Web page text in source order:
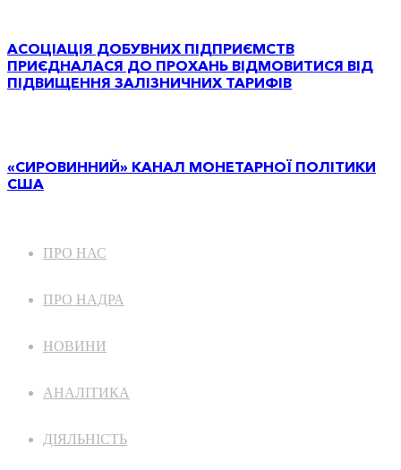
АСОЦІАЦІЯ ДОБУВНИХ ПІДПРИЄМСТВ
ПРИЄДНАЛАСЯ ДО ПРОХАНЬ ВІДМОВИТИСЯ ВІД
ПІДВИЩЕННЯ ЗАЛІЗНИЧНИХ ТАРИФІВ
«СИРОВИННИЙ» КАНАЛ МОНЕТАРНОЇ ПОЛІТИКИ
США
ПРО НАС
ПРО НАДРА
НОВИНИ
АНАЛІТИКА
ДІЯЛЬНІСТЬ